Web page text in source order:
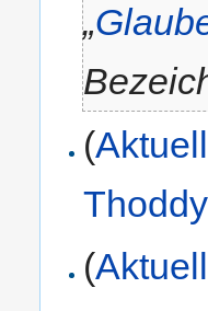
„
(Aktuell
Thoddy
(Aktuell